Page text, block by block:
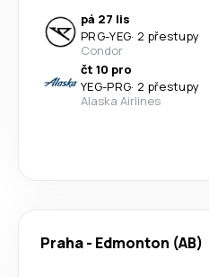
pá 27 lis
PRG-YEG· 2 přestupy
Condor
čt 10 pro
YEG-PRG· 2 přestupy
Alaska Airlines
Praha- Edmonton (AB)